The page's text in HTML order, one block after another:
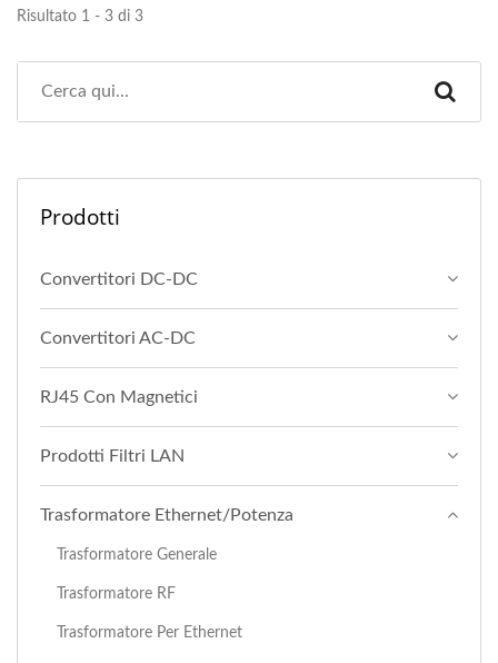
Risultato 1 - 3 di 3
Prodotti
Convertitori DC-DC
Convertitori AC-DC
RJ45 Con Magnetici
Prodotti Filtri LAN
Trasformatore Ethernet/Potenza
Trasformatore Generale
Trasformatore RF
Trasformatore Per Ethernet